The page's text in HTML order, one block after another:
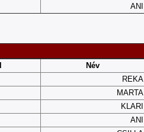
ANI
Név
REKA
MARTA
KLARI
ANI